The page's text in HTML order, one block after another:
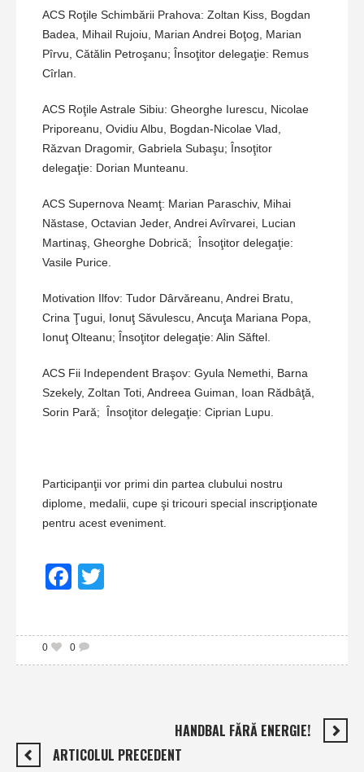
ACS Roţile Schimbării Prahova: Zoltan Kiss, Bogdan
Badea, Mihail Rujoiu, Marian Andrei Boţog, Marian
Pîrvu, Cătălin Petroşanu; Însoţitor delegaţie: Remus
Cîrlan.
ACS Roţile Astrale Sibiu: Gheorghe Iurescu, Nicolae
Priporeanu, Ovidiu Albu, Bogdan-Nicolae Vlad,
Răzvan Dragomir, Gabriela Subaşu; Însoţitor
delegaţie: Dorian Munteanu.
ACS Supernova Neamţ: Marian Paraschiv, Mihai
Năstase, Octavian Jeder, Andrei Avîrvarei, Lucian
Martinaş, Gheorghe Dobrică; Însoţitor delegaţie:
Vasile Purice.
Motivation Ilfov: Tudor Dârvăreanu, Andrei Bratu,
Crina Ţugui, Ionuţ Săvulescu, Ancuţa Mariana Popa,
Ionuţ Olteanu; Însoţitor delegaţie: Alin Săftel.
ACS Fii Independent Braşov: Gyula Nemethi, Barna
Szekely, Zoltan Toti, Andreea Guiman, Ioan Rădbâţă,
Sorin Pară; Însoţitor delegaţie: Ciprian Lupu.
Participanţii vor primi din partea clubului nostru
diplome, medalii, cupe şi tricouri special inscripţionate
pentru acest eveniment.
Facebook
0
0
HANDBAL FĂRĂ ENERGIE!
ARTICOLUL PRECEDENT